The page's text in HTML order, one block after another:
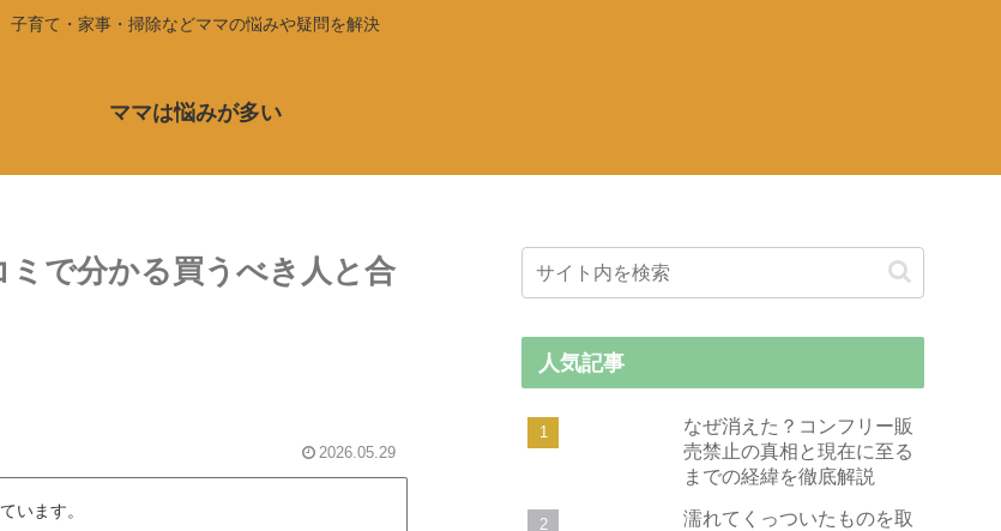
子育て・家事・掃除などママの悩みや疑問を解決
ママは悩みが多い
で分かる買うべき人と合
2026.05.29
います。
人気記事
なぜ消えた？コンフリー販
売禁止の真相と現在に至る
までの経緯を徹底解説
濡れてくっついたものを取